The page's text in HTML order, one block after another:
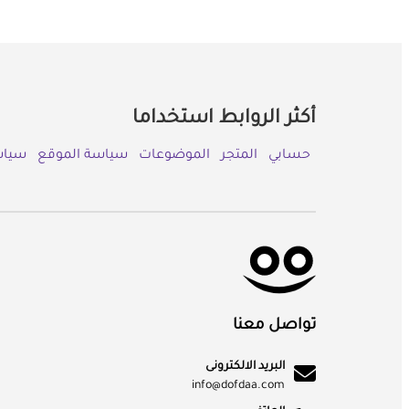
أكثر الروابط استخداما
حسابي المتجر الموضوعات سياسة الموقع
تواصل معنا
البريد الالكترونى
info@dofdaa.com